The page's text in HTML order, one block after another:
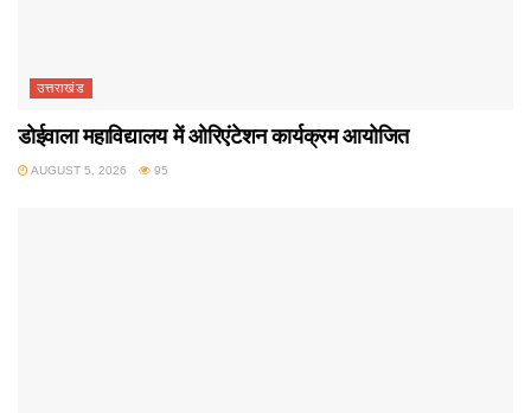
उत्तराखंड
डोईवाला महाविद्यालय में ओरिएंटेशन कार्यक्रम आयोजित
AUGUST 5, 2026 95